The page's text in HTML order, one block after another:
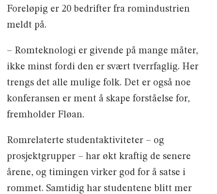
Foreløpig er 20 bedrifter fra romindustrien
meldt på.
– Romteknologi er givende på mange måter,
ikke minst fordi den er svært tverrfaglig. Her
trengs det alle mulige folk. Det er også noe
konferansen er ment å skape forståelse for,
fremholder Fløan.
Romrelaterte studentaktiviteter – og
prosjektgrupper – har økt kraftig de senere
årene, og timingen virker god for å satse i
rommet. Samtidig har studentene blitt mer